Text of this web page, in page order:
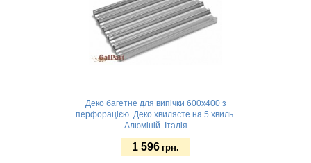
Деко багетне для випічки 600х400 з
перфорацією. Деко хвилясте на 5 хвиль.
Алюміній. Італія
1 596 грн.